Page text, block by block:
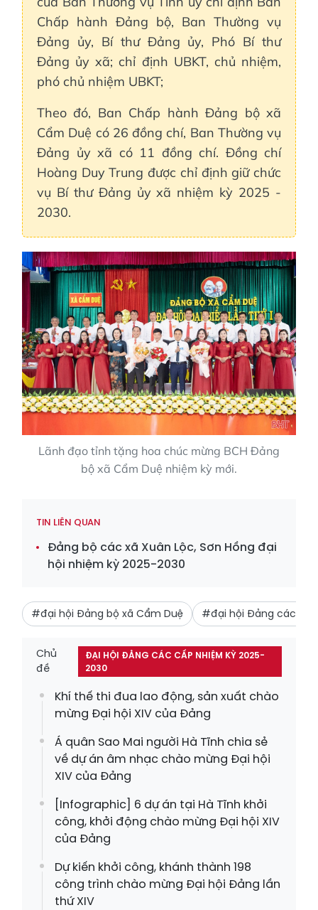
Chấp hành Đảng bộ, Ban Thường vụ
Đảng ủy, Bí thư Đảng ủy, Phó Bí thư
Đảng ủy xã; chỉ định UBKT, chủ nhiệm,
phó chủ nhiệm UBKT;
Theo đó, Ban Chấp hành Đảng bộ xã
Cẩm Duệ có 26 đồng chí, Ban Thường vụ
Đảng ủy xã có 11 đồng chí. Đồng chí
Hoàng Duy Trung được chỉ định giữ chức
vụ Bí thư Đảng ủy xã nhiệm kỳ 2025 -
2030.
Lãnh đạo tỉnh tặng hoa chúc mừng BCH Đảng
bộ xã Cẩm Duệ nhiệm kỳ mới.
TIN LIÊN QUAN
Đảng bộ các xã Xuân Lộc, Sơn Hồng đại
hội nhiệm kỳ 2025-2030
#đại hội Đảng bộ xã Cẩm Duệ #đại hội Đảng các
Chủ
đề
ĐẠI HỘI ĐẢNG CÁC CẤP NHIỆM KỲ 2025-
2030
Khí thế thi đua lao động, sản xuất chào
mừng Đại hội XIV của Đảng
Á quân Sao Mai người Hà Tĩnh chia sẻ
về dự án âm nhạc chào mừng Đại hội
XIV của Đảng
[Infographic] 6 dự án tại Hà Tĩnh khởi
công, khởi động chào mừng Đại hội XIV
của Đảng
Dự kiến khởi công, khánh thành 198
công trình chào mừng Đại hội Đảng lần
thứ XIV